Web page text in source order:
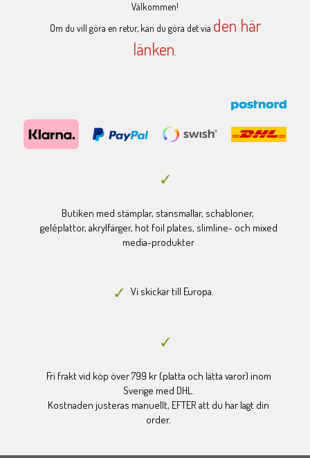
Välkommen!
Om du vill göra en retur, kan du göra det via den här
länken.
Butiken med stämplar, stansmallar, schabloner,
geléplattor, akrylfärger, hot foil plates, slimline- och mixed
media-produkter
Vi skickar till Europa.
Fri frakt vid köp över 799 kr (platta och lätta varor) inom
Sverige med DHL.
Kostnaden justeras manuellt, EFTER att du har lagt din
order.